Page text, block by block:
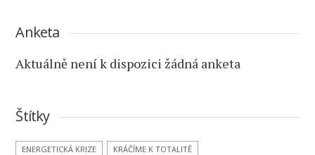
Anketa
Aktuálně není k dispozici žádná anketa
Štítky
ENERGETICKÁ KRIZE
KRÁČÍME K TOTALITĚ